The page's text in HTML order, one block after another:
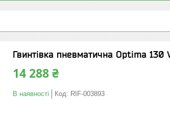
Гвинтівка пневматична Optima
14 288 ₴
В наявності Код: RIF-003893